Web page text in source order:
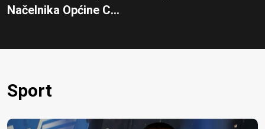
Načelnika Općine C...
Sport